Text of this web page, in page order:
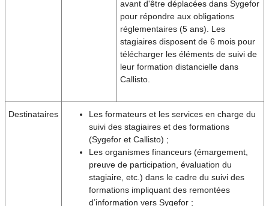
avant d'être déplacées dans Sygefor
pour répondre aux obligations
réglementaires (5 ans). Les
stagiaires disposent de 6 mois pour
télécharger les éléments de suivi de
leur formation distancielle dans
Callisto.
Destinataires
Les formateurs et les services en charge du
suivi des stagiaires et des formations
(Sygefor et Callisto) ;
Les organismes financeurs (émargement,
preuve de participation, évaluation du
stagiaire, etc.) dans le cadre du suivi des
formations impliquant des remontées
d’information vers Sygefor ;